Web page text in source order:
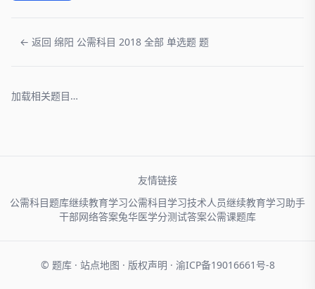
← 返回 绵阳 公需科目 2018 全部 单选题 题
加载相关题目…
友情链接
公需科目题库继续教育学习公需科目学习技术人员继续教育学习助手
干部网络答案兔华医学分测试答案公需课题库
© 题库 · 站点地图 · 版权声明 · 渝ICP备19016661号-8